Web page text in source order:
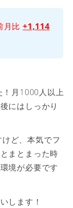
月比+1,114
！月1000人以上
にはしっかり
ど、本気でフ
まとまった時
境が必要です
します！